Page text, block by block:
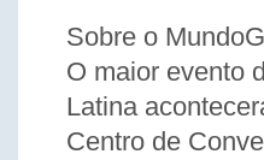
Sobre o
O maior evento
Latina
Centro de